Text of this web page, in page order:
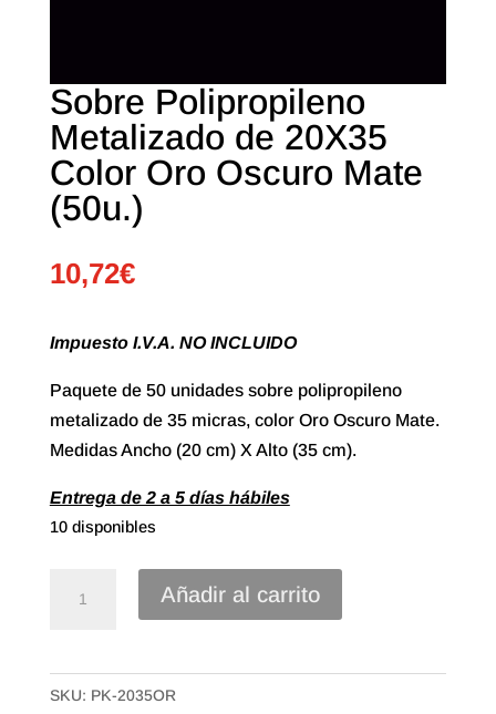
Sobre Polipropileno
Metalizado de 20X35
Color Oro Oscuro Mate
(50u.)
10,72€
Impuesto I.V.A. NO INCLUIDO
Paquete de 50 unidades sobre polipropileno
metalizado de 35 micras, color Oro Oscuro Mate.
Medidas Ancho (20 cm) X Alto (35 cm).
Entrega de 2 a 5 días hábiles
10 disponibles
de
20X35
Añadir al carrito
SKU: PK-2035OR